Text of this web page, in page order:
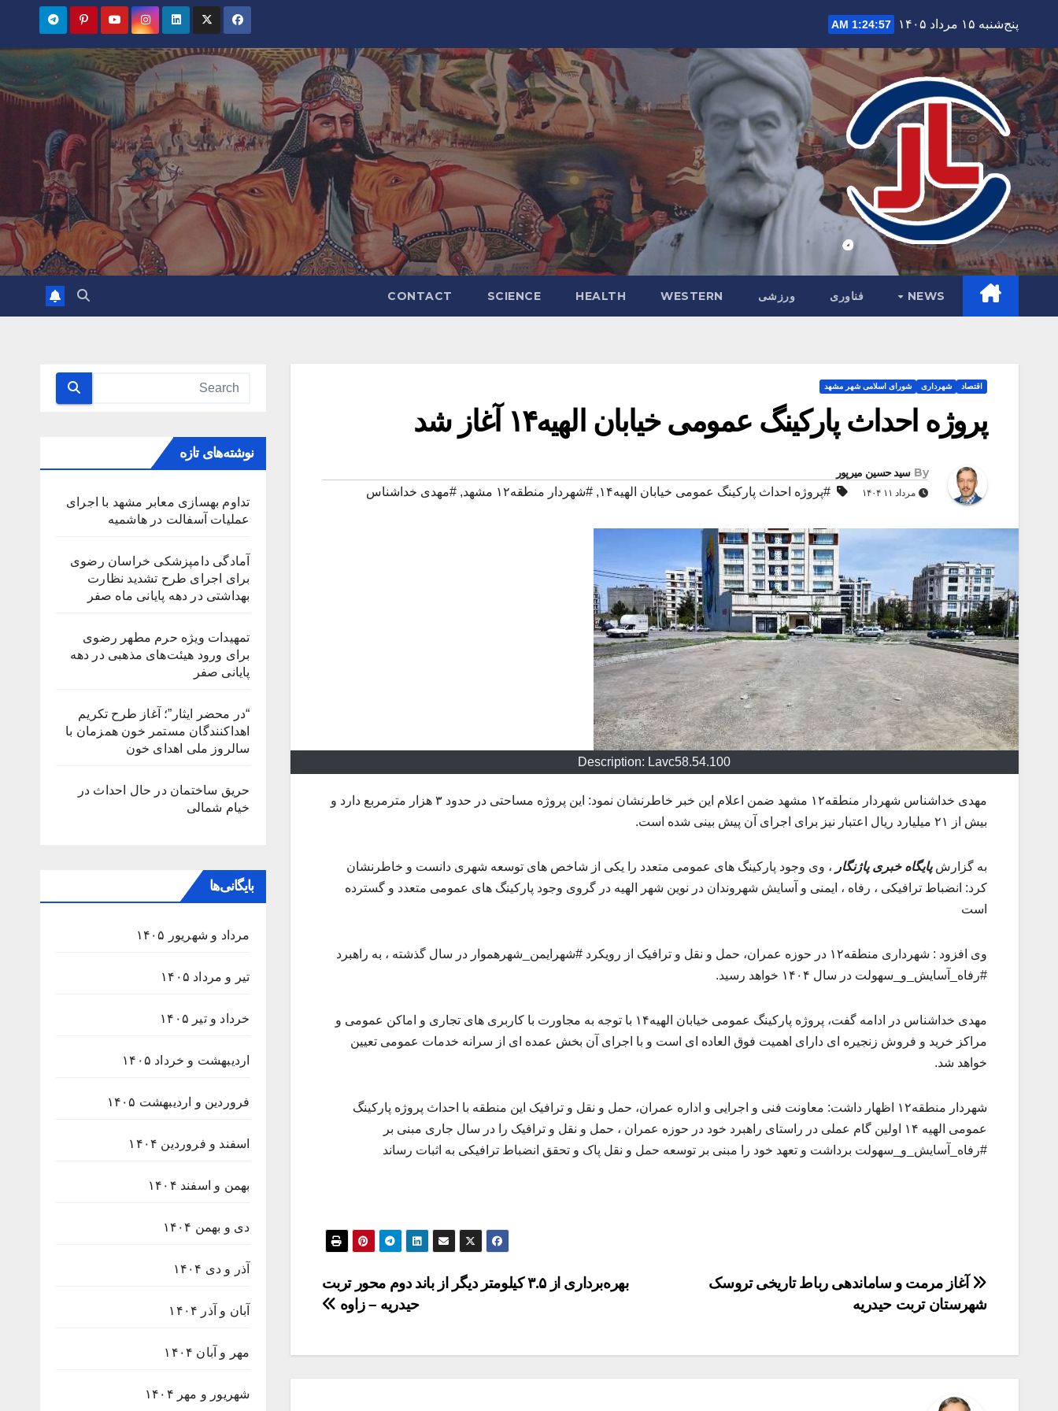
content
پنج‌شنبه ۱۵ مرداد ۱۴۰۵ 1:24:58 AM
NEWS فناوری ورزشی WESTERN
HEALTH
SCIENCE
CONTACT
اقتصاد شهرداری شورای اسلامی شهر مشهد
پروژه احداث پارکینگ عمومی خیابان الهیه۱۴ آغاز شد
By سید حسین میرپور
مرداد ۱۱ ۱۴۰۴ #پروژه احداث پارکینگ عمومی خیابان الهیه۱۴ , #شهردار منطقه۱۲ مشهد , #مهدی خداشناس
Description: Lavc58.54.100
مهدی خداشناس شهردار منطقه۱۲ مشهد ضمن اعلام این خبر خاطرنشان نمود: این پروژه مساحتی در حدود ۳ هزار مترمربع دارد و
بیش از ۲۱ میلیارد ریال اعتبار نیز برای اجرای آن پیش بینی شده است.
به گزارشپایگاه خبری پاژنگار ، وی وجود پارکینگ های عمومی متعدد را یکی از شاخص های توسعه شهری دانست و خاطرنشان
کرد: انضباط ترافیکی ، رفاه ، ایمنی و آسایش شهروندان در نوین شهر الهیه در گروی وجود پارکینگ های عمومی متعدد و گسترده
است
وی افزود : شهرداری منطقه۱۲ در حوزه عمران، حمل و نقل و ترافیک از رویکرد #شهرایمن_شهرهموار در سال گذشته ، به راهبرد
#رفاه_آسایش_و_سهولت در سال ۱۴۰۴ خواهد رسید.
مهدی خداشناس در ادامه گفت، پروژه پارکینگ عمومی خیابان الهیه۱۴ با توجه به مجاورت با کاربری های تجاری و اماکن عمومی و
مراکز خرید و فروش زنجیره ای دارای اهمیت فوق العاده ای است و با اجرای آن بخش عمده ای از سرانه خدمات عمومی تعیین
خواهد شد.
شهردار منطقه۱۲ اظهار داشت: معاونت فنی و اجرایی و اداره عمران، حمل و نقل و ترافیک این منطقه با احداث پروژه پارکینگ
عمومی الهیه ۱۴ اولین گام عملی در راستای راهبرد خود در حوزه عمران ، حمل و نقل و ترافیک را در سال جاری مبنی بر
#رفاه_آسایش_و_سهولت برداشت و تعهد خود را مبنی بر توسعه حمل و نقل پاک و تحقق انضباط ترافیکی به اثبات رساند
راهبری
نوشته
بهره‌برداری از ۳.۵ کیلومتر دیگر از باند دوم محور تربت
حیدریه – زاوه
آغاز مرمت و ساماندهی رباط تاریخی تروسک
شهرستان تربت حیدریه
نوشته‌های تازه
تداوم بهسازی معابر مشهد با اجرای
عملیات آسفالت در هاشمیه
آمادگی دامپزشکی خراسان رضوی
برای اجرای طرح تشدید نظارت
بهداشتی در دهه پایانی ماه صفر
تمهیدات ویژه حرم مطهر رضوی
برای ورود هیئت‌های مذهبی در دهه
پایانی صفر
“در محضر ایثار”؛ آغاز طرح تکریم
اهداکنندگان مستمر خون همزمان با
سالروز ملی اهدای خون
حریق ساختمان در حال احداث در
خیام شمالی
بایگانی‌ها
مرداد و شهریور ۱۴۰۵
تیر و مرداد ۱۴۰۵
خرداد و تیر ۱۴۰۵
اردیبهشت و خرداد ۱۴۰۵
فروردین و اردیبهشت ۱۴۰۵
اسفند و فروردین ۱۴۰۴
بهمن و اسفند ۱۴۰۴
دی و بهمن ۱۴۰۴
آذر و دی ۱۴۰۴
آبان و آذر ۱۴۰۴
مهر و آبان ۱۴۰۴
شهریور و مهر ۱۴۰۴